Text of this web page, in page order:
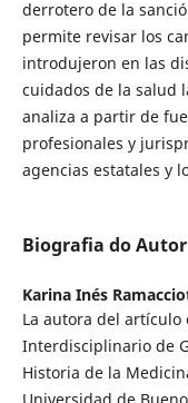
derrotero de la
permite revisar los
introdujeron en las
cuidados de la salud
analiza a partir de
profesionales y
agencias estatales y
Biografia do Autor
Karina Inés
La autora del
Interdisciplinario de
Historia de la